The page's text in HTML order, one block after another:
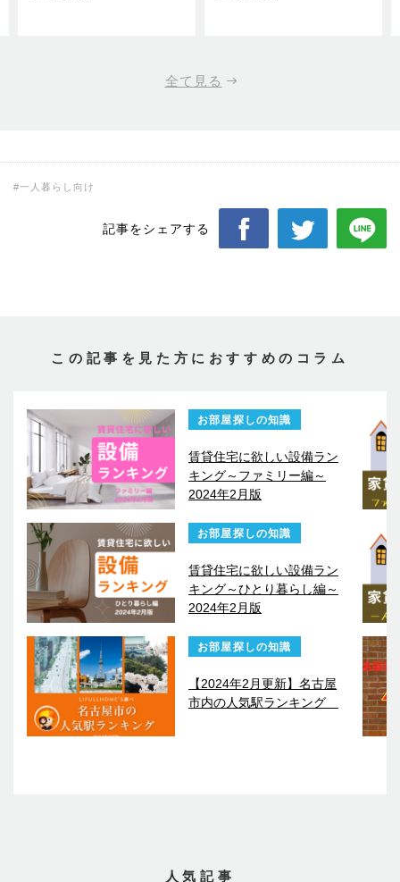
全て見る
#一人暮らし向け
記事をシェアする
この記事を見た方におすすめのコラム
お部屋探しの知識
賃貸住宅に欲しい設備ラン
キング～ファミリー編～
2024年2月版
お部屋探しの知識
賃貸住宅に欲しい設備ラン
キング～ひとり暮らし編～
2024年2月版
お部屋探しの知識
【2024年2月更新】名古屋
市内の人気駅ランキング
人気記事